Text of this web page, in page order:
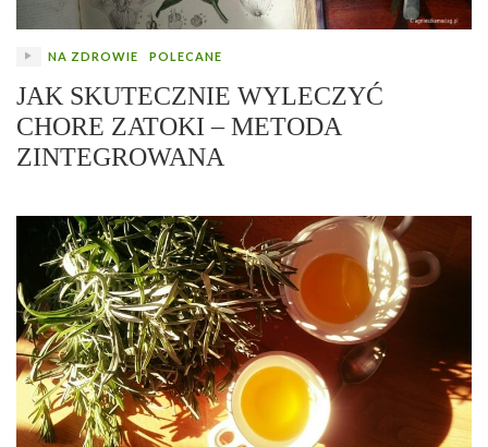
NA ZDROWIE POLECANE
JAK SKUTECZNIE WYLECZYĆ
CHORE ZATOKI – METODA
ZINTEGROWANA